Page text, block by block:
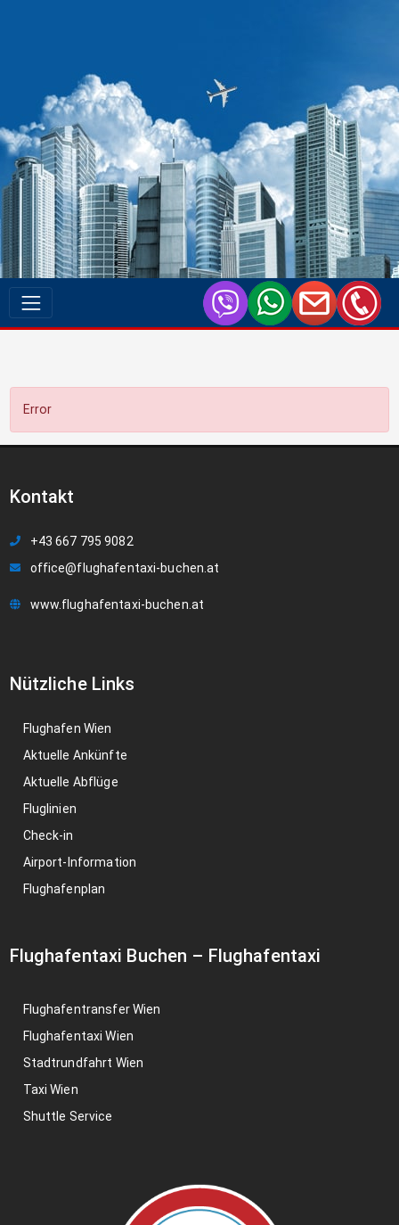
Error
Kontakt
+43 667 795 9082
office@flughafentaxi-buchen.at
www.flughafentaxi-buchen.at
Nützliche Links
Flughafen Wien
Aktuelle Ankünfte
Aktuelle Abflüge
Fluglinien
Check-in
Airport-Information
Flughafenplan
Flughafentaxi Buchen – Flughafentaxi
Flughafentransfer Wien
Flughafentaxi Wien
Stadtrundfahrt Wien
Taxi Wien
Shuttle Service